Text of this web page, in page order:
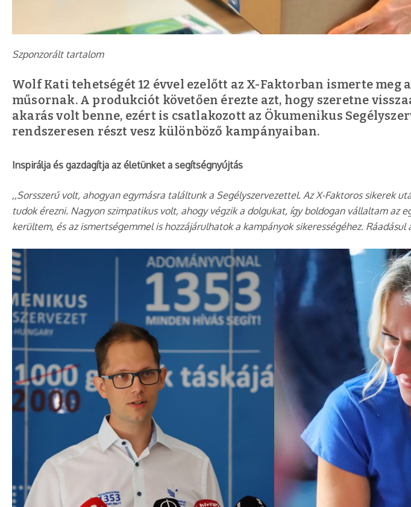
Szponzorált tartalom
Wolf Kati tehetségét 12 évvel ezelőtt az X-Faktorban ismerte meg
műsornak. A produkciót követően érezte azt, hogy szeretne
akarás volt benne, ezért is csatlakozott az Ökumenikus
rendszeresen részt vesz különböző kampányaiban.
Inspirálja és gazdagítja az életünket a segítségnyújtás
,,Sorsszerű volt, ahogyan egymásra találtunk a Segélyszervezettel. Az X-Faktoros sikerek
tudok érezni. Nagyon szimpatikus volt, ahogy végzik a dolgukat, így boldogan vállaltam az
kerültem, és az ismertségemmel is hozzájárulhatok a kampányok sikerességéhez.